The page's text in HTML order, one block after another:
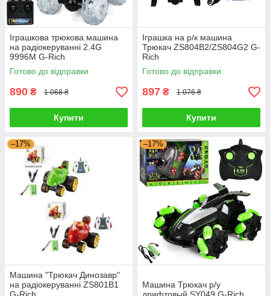
Іграшкова трюкова машина
на радіокеруванні 2.4G
9996M G-Rich
Готово до відправки
890 ₴ 1 068 ₴
Купити
Іграшка на р/к машина
Трюкач ZS804B2/ZS804G2 G-
Rich
Готово до відправки
897 ₴ 1 076 ₴
Купити
–17%
Машина "Трюкач Динозавр"
на радіокеруванні ZS801B1
–17%
Машина Трюкач р/у